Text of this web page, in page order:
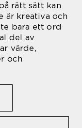
rätt sätt kan
är kreativa och
bara ett ord
del av
värde,
och